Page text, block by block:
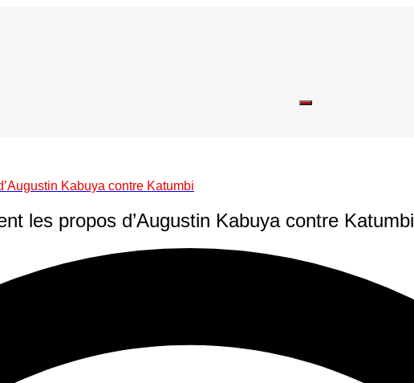
Kabuya contre Katumbi
les propos d’Augustin Kabuya contre Katumbi